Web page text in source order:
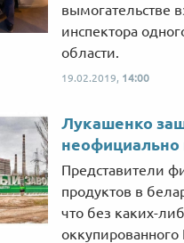
вымогательстве
инспектора
области.
19.02.2019, 14:00
Лукашенко
Представители
продуктов в
что без каких-